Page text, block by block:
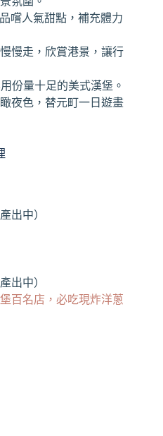
品嚐人氣甜點，補充體力
慢慢走，欣賞港景，讓行
份量十足的美式漢堡。
瞰夜色，替元町一日遊畫
出中）
出中）
百名店，必吃現炸洋蔥